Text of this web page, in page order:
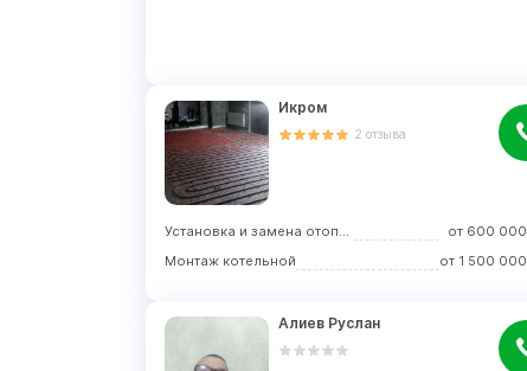
Икром
2 отзыва
Установка и замена отопительного оборудования от 600 000
Монтаж котельной
от 1 500 000
Алиев Руслан